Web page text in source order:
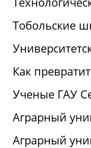
Тобольские
Как
Ученые ГАУ
Аграрный
Аграрный